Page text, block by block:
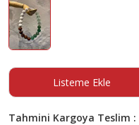
Listeme Ekle
Tahmini Kargoya Teslim :